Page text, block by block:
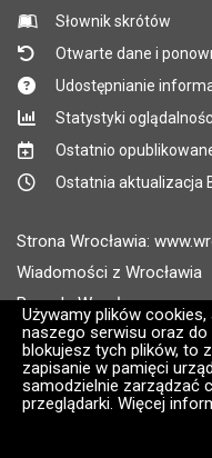
Używamy plików
naszego serwisu oraz
blokujesz tych plików, to
zapisanie w pamięci
samodzielnie zarządzać
przeglądarki. Więcej
Słownik skrótów
Otwarte dane i
Udostępnianie
Statystyki
Ostatnio
Ostatnia aktualizacja
Strona Wrocławia:
Wiadomości z Wrocławia
Pogoda Wrocław
Rozkłady jazdy MPK
Administratorem
Wersja systemu: 2.8.30.09